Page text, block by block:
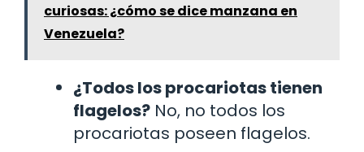
curiosas: ¿cómo se dice manzana en
Venezuela?
¿Todos los procariotas tienen
flagelos? No, no todos los
procariotas poseen flagelos.